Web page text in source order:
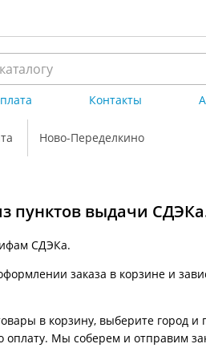
Контакты
Ново-Переделкино
пунктов выдачи
СДЭКа.
заказа в корзине и
в корзину, выберите город и
оплату. Мы соберем и отправим